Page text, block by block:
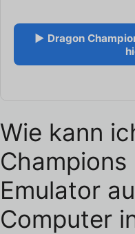
▶ Dragon
Wie kann
Emulator
Computer